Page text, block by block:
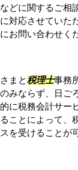
どに関するご相
対応させていた
お問い合わせく
まと税理士事務
みならず、日ご
に税務会計サー
ことによって、
を受けることが